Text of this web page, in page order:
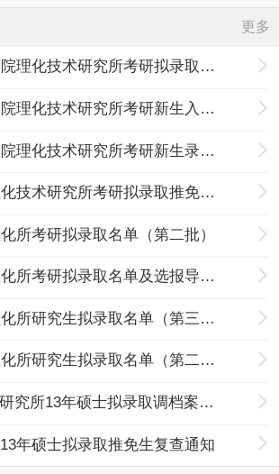
更多
2017年中国科学院理化技术研究所考研拟录取名单及选报导师流程
2016年中国科学院理化技术研究所考研新生入学须知
2016年中国科学院理化技术研究所考研新生录取通知书邮寄的通知
2016年中科院理化技术研究所考研拟录取推免生复查通知
所考研拟录取名单（第二批）
2016年中科院理化所考研拟录取名单及选报导师流程（第一批）
2010年中科院理化所研究生拟录取名单（第三批）
2010年中科院理化所研究生拟录取名单（第二批）
中科院理化技术研究所13年硕士拟录取调档案通知
年硕士拟录取推免生复查通知